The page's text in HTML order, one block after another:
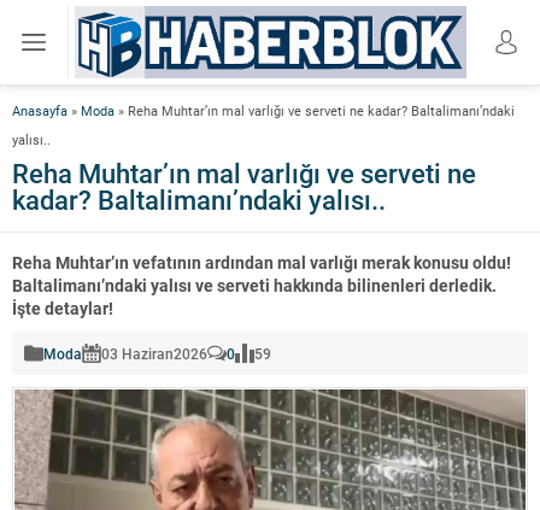
Anasayfa » Moda » Reha Muhtar’ın mal varlığı ve serveti ne kadar? Baltalimanı’ndaki
yalısı..
Reha Muhtar’ın mal varlığı ve serveti ne
kadar? Baltalimanı’ndaki yalısı..
Reha Muhtar’ın vefatının ardından mal varlığı merak konusu oldu!
Baltalimanı’ndaki yalısı ve serveti hakkında bilinenleri derledik.
İşte detaylar!
Moda 03 Haziran2026 0 59